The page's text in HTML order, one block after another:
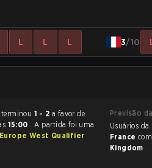
L L L 3/10
A partida de Dota 2 terminou 1 - 2 a favor de
15:00 . A partida foi uma
West Qualifier
Previsão
France com
Kingdom .